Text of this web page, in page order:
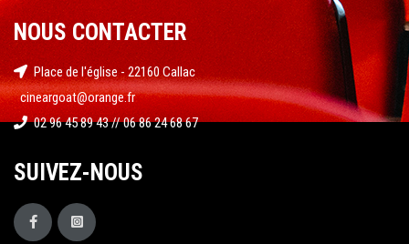
NOUS CONTACTER
Place de l'église - 22160 Callac
cineargoat@orange.fr
02 96 45 89 43 // 06 86 24 68 67
SUIVEZ-NOUS